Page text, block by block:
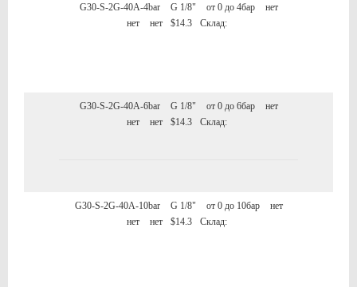
G30-S-2G-40A-4bar G 1/8" от 0 до 4бар
нет
нет
нет $14.3 Склад:
G30-S-2G-40A-6bar G 1/8" от 0 до 6бар
нет
нет
нет $14.3 Склад:
G30-S-2G-40A-10bar G 1/8" от 0 до 10бар
нет
нет
нет $14.3 Склад: